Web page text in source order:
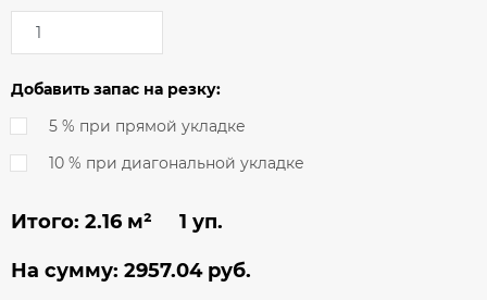
Добавить запас на резку:
5 % при прямой укладке
10 % при диагональной укладке
Итого: 2.16 м² 1 уп.
На сумму: 2957.04руб.